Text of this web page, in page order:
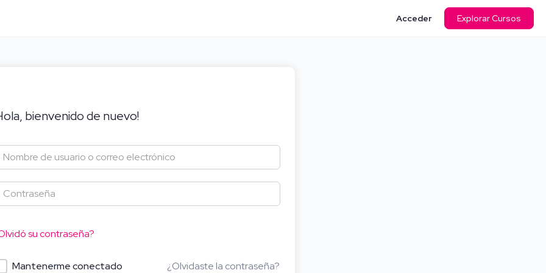
Acceder Explorar Cursos
bienvenido de nuevo!
su contraseña?
Mantenerme conectado ¿Olvidaste la contraseña?